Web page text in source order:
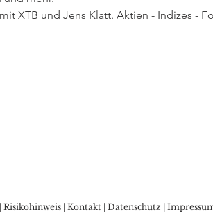
XTB und Jens Klatt. Aktien - Indizes -
| Risikohinweis | Kontakt | Datenschutz |